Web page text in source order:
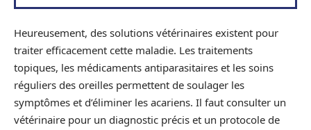
Heureusement, des solutions vétérinaires existent pour
traiter efficacement cette maladie. Les traitements
topiques, les médicaments antiparasitaires et les soins
réguliers des oreilles permettent de soulager les
symptômes et d’éliminer les acariens. Il faut consulter un
vétérinaire pour un diagnostic précis et un protocole de